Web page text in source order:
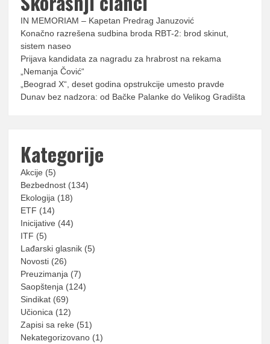
IN MEMORIAM – Kapetan Predrag Januzović
Konačno razrešena sudbina broda RBT-2: brod skinut,
sistem naseo
Prijava kandidata za nagradu za hrabrost na rekama
„Nemanja Čović“
„Beograd X“, deset godina opstrukcije umesto pravde
Dunav bez nadzora: od Bačke Palanke do Velikog Gradišta
Kategorije
Akcije (5)
Bezbednost (134)
Ekologija (18)
ETF (14)
Inicijative (44)
ITF (5)
Lađarski glasnik (5)
Novosti (26)
Preuzimanja (7)
Saopštenja (124)
Sindikat (69)
Učionica (12)
Zapisi sa reke (51)
Nekategorizovano (1)